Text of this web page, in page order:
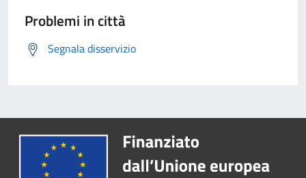
Problemi in città
Segnala disservizio